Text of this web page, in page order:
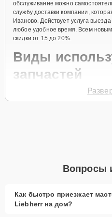
обслуживание можно
службу доставки компании,
Иваново. Действует услуга
любое удобное время. Всем
скидки от 15 до 20%.
Виды
запчастей
Для ремонта морозильной
активное
запчастей.
При наличии планов в
Вопросы
Как быстро приезжает
Liebherr на дом?